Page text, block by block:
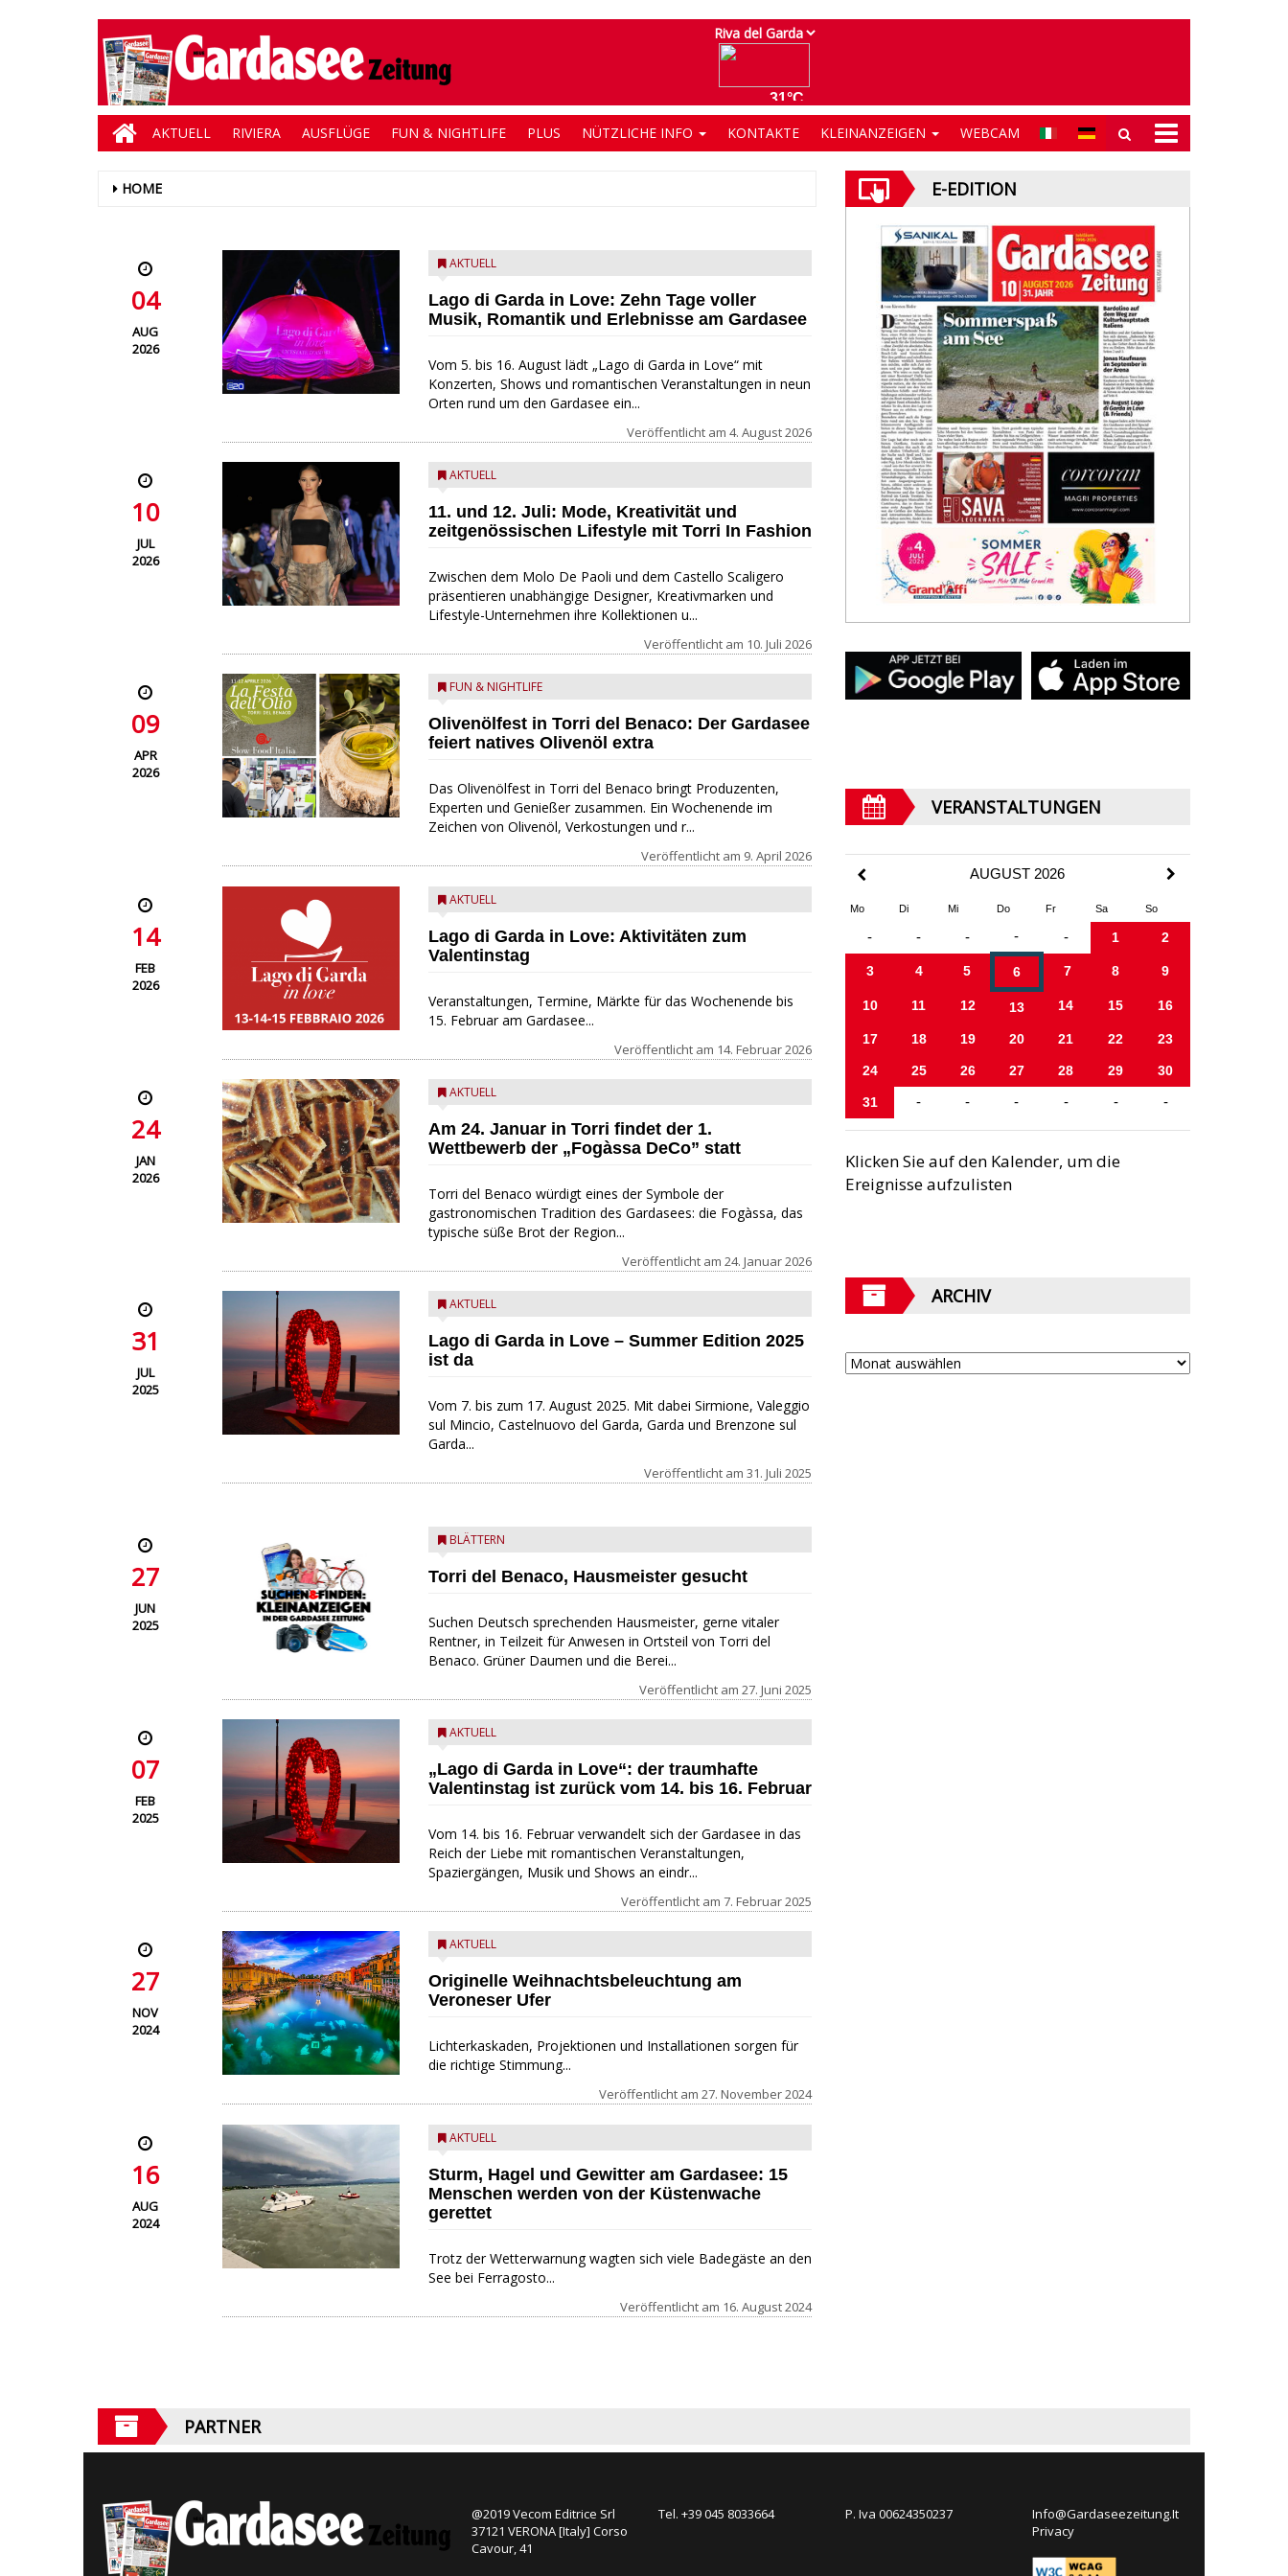
AKTUELL RIVIERA AUSFLÜGE FUN & NIGHTLIFE PLUS NÜTZLICHE INFO KONTAKTE KLEINANZEIGEN WEBCAM
HOME
04
AUG
2026
AKTUELL
Lago di Garda in Love: Zehn Tage voller
Musik, Romantik und Erlebnisse am Gardasee
Vom 5. bis 16. August lädt „Lago di Garda in Love“ mit
Konzerten, Shows und romantischen Veranstaltungen in neun
Orten rund um den Gardasee ein...
Veröffentlicht am 4. August 2026
10
JUL
2026
AKTUELL
11. und 12. Juli: Mode, Kreativität und
zeitgenössischen Lifestyle mit Torri In Fashion
Zwischen dem Molo De Paoli und dem Castello Scaligero
präsentieren unabhängige Designer, Kreativmarken und
Lifestyle-Unternehmen ihre Kollektionen u...
Veröffentlicht am 10. Juli 2026
09
APR
2026
FUN & NIGHTLIFE
Olivenölfest in Torri del Benaco: Der Gardasee
feiert natives Olivenöl extra
Das Olivenölfest in Torri del Benaco bringt Produzenten,
Experten und Genießer zusammen. Ein Wochenende im
Zeichen von Olivenöl, Verkostungen und r...
Veröffentlicht am 9. April 2026
14
FEB
2026
AKTUELL
Lago di Garda in Love: Aktivitäten zum
Valentinstag
Veranstaltungen, Termine, Märkte für das Wochenende bis
15. Februar am Gardasee...
Veröffentlicht am 14. Februar 2026
24
JAN
2026
AKTUELL
Am 24. Januar in Torri findet der 1.
Wettbewerb der „Fogàssa DeCo” statt
Torri del Benaco würdigt eines der Symbole der
gastronomischen Tradition des Gardasees: die Fogàssa, das
typische süße Brot der Region...
Veröffentlicht am 24. Januar 2026
31
JUL
2025
AKTUELL
Lago di Garda in Love – Summer Edition 2025
ist da
Vom 7. bis zum 17. August 2025. Mit dabei Sirmione, Valeggio
sul Mincio, Castelnuovo del Garda, Garda und Brenzone sul
Garda...
Veröffentlicht am 31. Juli 2025
27
JUN
2025
BLÄTTERN
Torri del Benaco, Hausmeister gesucht
Suchen Deutsch sprechenden Hausmeister, gerne vitaler
Rentner, in Teilzeit für Anwesen in Ortsteil von Torri del
Benaco. Grüner Daumen und die Berei...
Veröffentlicht am 27. Juni 2025
07
FEB
2025
AKTUELL
„Lago di Garda in Love“: der traumhafte
Valentinstag ist zurück vom 14. bis 16. Februar
Vom 14. bis 16. Februar verwandelt sich der Gardasee in das
Reich der Liebe mit romantischen Veranstaltungen,
Spaziergängen, Musik und Shows an eindr...
Veröffentlicht am 7. Februar 2025
27
NOV
2024
AKTUELL
Originelle Weihnachtsbeleuchtung am
Veroneser Ufer
Lichterkaskaden, Projektionen und Installationen sorgen für
die richtige Stimmung...
Veröffentlicht am 27. November 2024
16
AUG
2024
AKTUELL
Sturm, Hagel und Gewitter am Gardasee: 15
Menschen werden von der Küstenwache
gerettet
Trotz der Wetterwarnung wagten sich viele Badegäste an den
See bei Ferragosto...
Veröffentlicht am 16. August 2024
E-EDITION
VERANSTALTUNGEN
AUGUST 2026
Mo Di Mi Do Fr Sa So
- - - - - 1 2
3 4 5 6 7 8 9
10 11 12 13 14 15 16
17 18 19 20 21 22 23
24 25 26 27 28 29 30
31 - - - - - -
Klicken Sie auf den Kalender, um die
Ereignisse aufzulisten
ARCHIV
PARTNER
@2019 Vecom Editrice Srl
37121 VERONA [Italy] Corso
Cavour, 41
Tel. +39 045 8033664 P. Iva 00624350237
Info@Gardaseezeitung.It
Privacy